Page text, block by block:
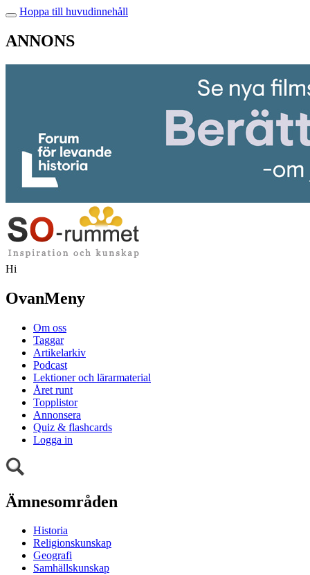
Hoppa till huvudinnehåll
ANNONS
Hi
OvanMeny
Om oss
Taggar
Artikelarkiv
Podcast
Lektioner och lärarmaterial
Året runt
Topplistor
Annonsera
Quiz & flashcards
Logga in
Ämnesområden
Historia
Religionskunskap
Geografi
Samhällskunskap